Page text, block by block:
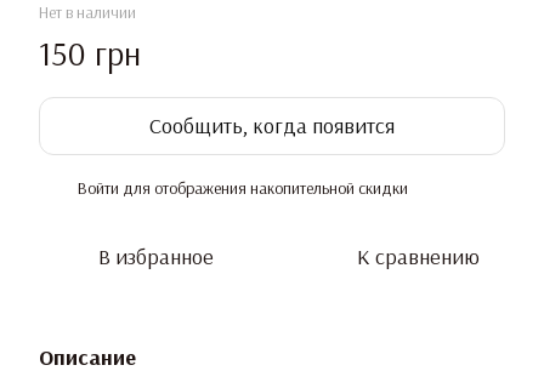
Нет в наличии
150 грн
Сообщить, когда появится
Войти для отображения накопительной скидки
В избранное К сравнению
Описание